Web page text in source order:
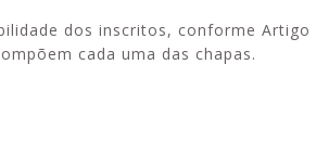
dos inscritos, conforme
cada uma das chapas.